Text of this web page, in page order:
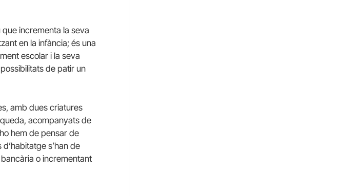
que incrementa la seva
en la infància; és una
escolar i la seva
de patir un
amb dues criatures
acompanyats de
hem de pensar de
s’han de
o incrementant